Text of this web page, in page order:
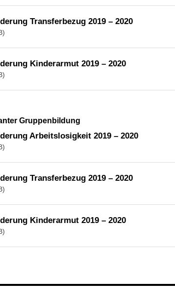
Transferbezug 2019 – 2020
Kinderarmut 2019 – 2020
Gruppenbildung
Arbeitslosigkeit 2019 – 2020
Transferbezug 2019 – 2020
Kinderarmut 2019 – 2020